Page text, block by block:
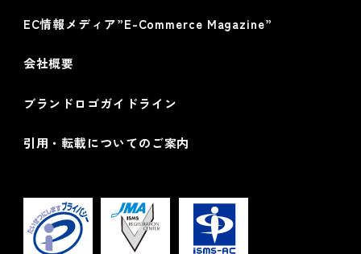
EC情報メディア”E-Commerce Magazine”
会社概要
ブランドロゴガイドライン
引用・転載についてのご案内